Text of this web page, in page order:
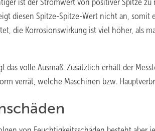
ist der Stromwert von positiver Spitze zu
diesen Spitze-Spitze-Wert nicht an,
die Korrosionswirkung ist viel höher, als
das volle Ausmaß. Zusätzlich erhält der
verrät, welche Maschinen bzw.